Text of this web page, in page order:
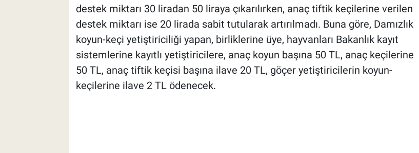
destek miktarı 30 liradan 50 liraya çıkarılırken, anaç tiftik keçilerine verilen
destek miktarı ise 20 lirada sabit tutularak artırılmadı. Buna göre, Damızlık
koyun-keçi yetiştiriciliği yapan, birliklerine üye, hayvanları Bakanlık kayıt
sistemlerine kayıtlı yetiştiricilere, anaç koyun başına 50 TL, anaç keçilerine
50 TL, anaç tiftik keçisi başına ilave 20 TL, göçer yetiştiricilerin koyun-
keçilerine ilave 2 TL ödenecek.